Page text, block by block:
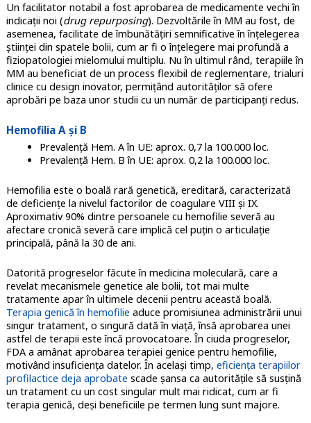
Un facilitator notabil a fost aprobarea de medicamente vechi în
indicații noi (drug repurposing). Dezvoltările în MM au fost, de
asemenea, facilitate de îmbunătățiri semnificative în înțelegerea
științei din spatele bolii, cum ar fi o înțelegere mai profundă a
fiziopatologiei mielomului multiplu. Nu în ultimul rând, terapiile în
MM au beneficiat de un process flexibil de reglementare, trialuri
clinice cu design inovator, permițând autorităților să ofere
aprobări pe baza unor studii cu un număr de participanți redus.
Hemofilia A și B
Prevalență Hem. A în UE: aprox. 0,7 la 100.000 loc.
Prevalență Hem. B în UE: aprox. 0,2 la 100.000 loc.
Hemofilia este o boală rară genetică, ereditară, caracterizată
de deficiențe la nivelul factorilor de coagulare VIII și IX.
Aproximativ 90% dintre persoanele cu hemofilie severă au
afectare cronică severă care implică cel puțin o articulație
principală, până la 30 de ani.
Datorită progreselor făcute în medicina moleculară, care a
revelat mecanismele genetice ale bolii, tot mai multe
tratamente apar în ultimele decenii pentru această boală.
Terapia genică în hemofilie aduce promisiunea administrării unui
singur tratament, o singură dată în viață, însă aprobarea unei
astfel de terapii este încă provocatoare. În ciuda progreselor,
FDA a amânat aprobarea terapiei genice pentru hemofilie,
motivând insuficiența datelor. În același timp, eficiența terapiilor
profilactice deja aprobate scade șansa ca autoritățile să susțină
un tratament cu un cost singular mult mai ridicat, cum ar fi
terapia genică, deși beneficiile pe termen lung sunt majore.